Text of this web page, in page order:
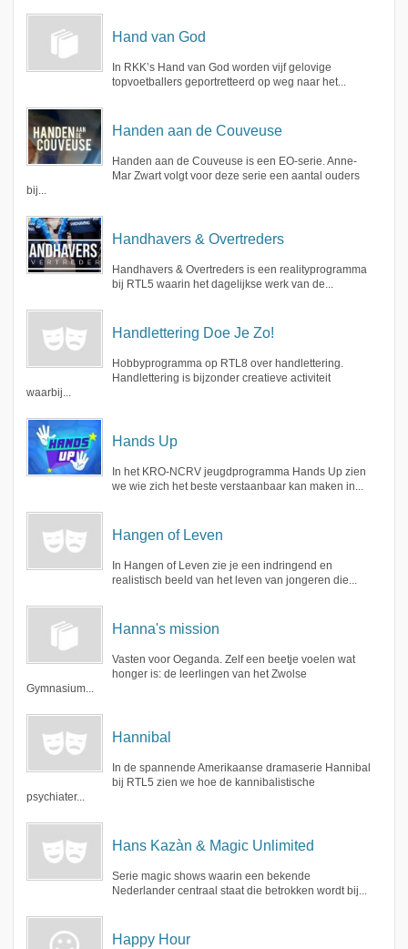
Hand van God
In RKK’s Hand van God worden vijf gelovige
topvoetballers geportretteerd op weg naar het...
Handen aan de Couveuse
Handen aan de Couveuse is een EO-serie. Anne-
Mar Zwart volgt voor deze serie een aantal ouders
bij...
Handhavers & Overtreders
Handhavers & Overtreders is een realityprogramma
bij RTL5 waarin het dagelijkse werk van de...
Handlettering Doe Je Zo!
Hobbyprogramma op RTL8 over handlettering.
Handlettering is bijzonder creatieve activiteit
waarbij...
Hands Up
In het KRO-NCRV jeugdprogramma Hands Up zien
we wie zich het beste verstaanbaar kan maken in...
Hangen of Leven
In Hangen of Leven zie je een indringend en
realistisch beeld van het leven van jongeren die...
Hanna's mission
Vasten voor Oeganda. Zelf een beetje voelen wat
honger is: de leerlingen van het Zwolse
Gymnasium...
Hannibal
In de spannende Amerikaanse dramaserie Hannibal
bij RTL5 zien we hoe de kannibalistische
psychiater...
Hans Kazàn & Magic Unlimited
Serie magic shows waarin een bekende
Nederlander centraal staat die betrokken wordt bij...
Happy Hour